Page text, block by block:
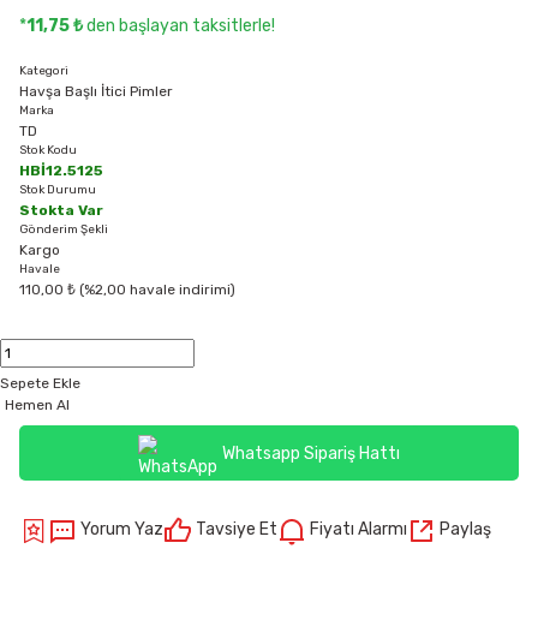
*11,75 ₺den başlayan taksitlerle!
Kategori
Havşa Başlı İtici Pimler
Marka
TD
Stok Kodu
HBİ12.5125
Stok Durumu
Stokta Var
Gönderim Şekli
Kargo
Havale
110,00 ₺ (%2,00 havale indirimi)
Sepete Ekle
Hemen Al
Whatsapp Sipariş Hattı
Yorum Yaz Tavsiye Et Fiyatı Alarmı Paylaş